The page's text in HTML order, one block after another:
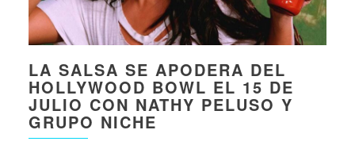
LA SALSA SE APODERA DEL
HOLLYWOOD BOWL EL 15 DE
JULIO CON NATHY PELUSO Y
GRUPO NICHE